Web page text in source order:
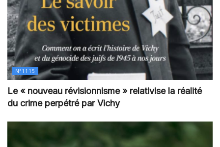
N°1115
Le « nouveau révisionnisme » relativise la réalité
du crime perpétré par Vichy